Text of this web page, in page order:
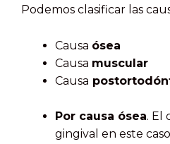
Podemos clasificar las
Causa ósea
Causa muscular
Causa
Por causa ósea. El
gingival en este